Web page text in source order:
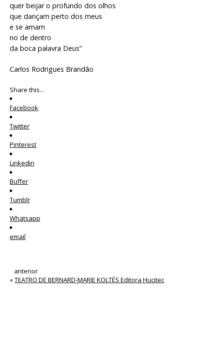
quer beijar o profundo dos olhos
que dançam perto dos meus
e se amam
no de dentro
da boca palavra Deus”
Carlos Rodrigues Brandão
Share this...
Facebook
Twitter
Pinterest
Linkedin
Buffer
Tumblr
Whatsapp
email
anterior
«TEATRO DE BERNARD-MARIE KOLTÉS Editora Hucitec